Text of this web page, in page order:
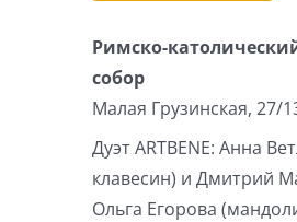
Римско-
собор
Малая Грузинская, 27/
Дуэт ARTBENE: Анна
клавесин) и Дмитрий
Ольга Егорова